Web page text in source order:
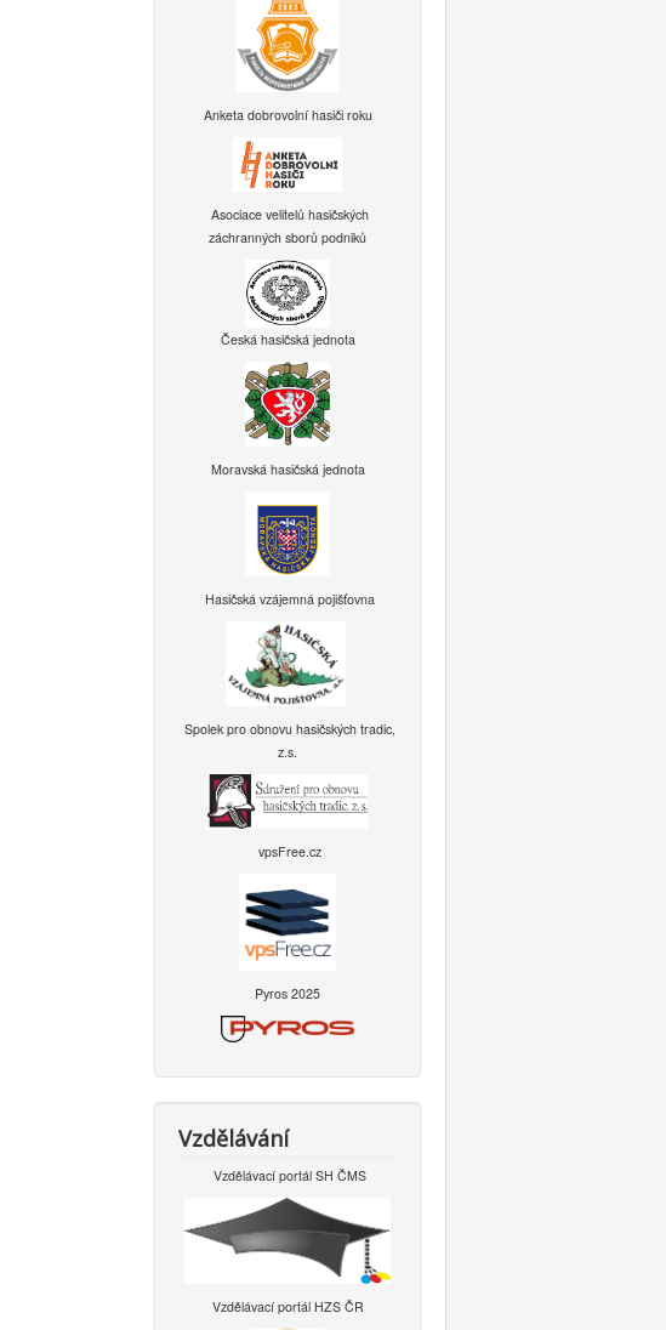
Anketa dobrovolní hasiči roku
Asociace velitelů hasičských
záchranných sborů podniků
Česká hasičská jednota
Moravská hasičská jednota
Hasičská vzájemná pojišťovna
Spolek pro obnovu hasičských tradic,
z.s.
vpsFree.cz
Pyros 2025
Vzdělávání
Vzdělávací portál SH ČMS
Vzdělávací portál HZS ČR